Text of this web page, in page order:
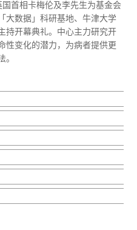
国首相卡梅伦及李先生为基金会
大数据」科研基地、牛津大学
持开幕典礼。中心主力研究开
性变化的潜力，为病者提供更
。